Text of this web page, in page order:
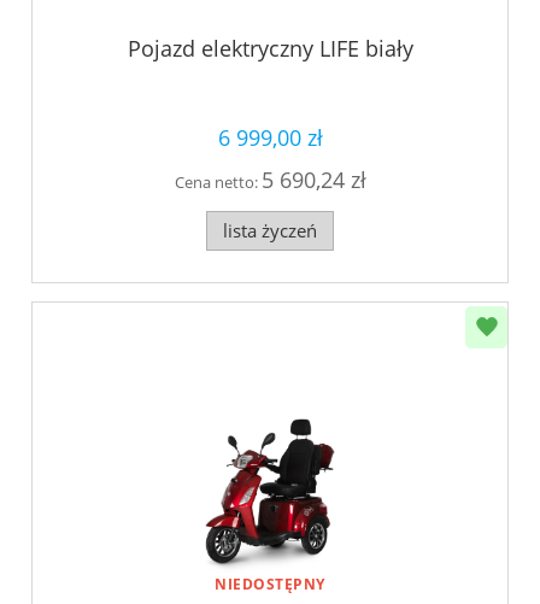
Pojazd elektryczny LIFE biały
6 999,00 zł
Cena netto: 5 690,24 zł
lista życzeń
NIEDOSTĘPNY